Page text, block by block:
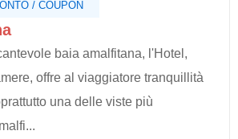
/ COUPON
baia amalfitana, l'Hotel,
offre al viaggiatore tranquillità
una delle viste più